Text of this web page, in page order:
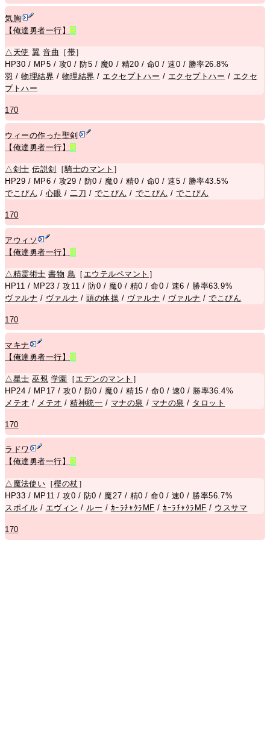
気胸
【俺達勇者一行】
R
△ 天使 翼 音曲 ［ 帯］
HP30 / MP5 / 攻0 / 防5 / 魔0 / 精20 / 命0 / 速0 / 勝率26.8%
羽 /物理結界 / 物理結界 / エクセプトハー / エクセプトハー / エクセ
プトハー
170
ウィーの作った聖剣
【俺達勇者一行】
R
△ 剣士 伝説剣 ［騎士のマント ］
HP29 / MP6 / 攻29 / 防0 / 魔0 / 精0 / 命0 / 速5 / 勝率43.5%
でこぴん / 心眼 / 二刀 / でこぴん / でこぴん /でこぴん
170
アウィソ
【俺達勇者一行】 R
△ 精霊術士 書物 鳥 ［ エウテルペマント ］
HP11 / MP23 / 攻11 / 防0 / 魔0 / 精0 / 命0 / 速6 / 勝率63.9%
ヴァルナ / ヴァルナ /頭の体操 / ヴァルナ / ヴァルナ /でこぴん
170
マキナ
【俺達勇者一行】 R
△ 星士 巫覡 学園 ［ エデンのマント ］
HP24 / MP17 / 攻0 / 防0 / 魔0 / 精15 / 命0 / 速0 / 勝率36.4%
メテオ / メテオ /精神統一 / マナの泉 / マナの泉 / タロット
170
ラドワ
【俺達勇者一行】
R
△ 魔法使い ［樫の杖 ］
HP33 / MP11 / 攻0 / 防0 / 魔27 / 精0 / 命0 / 速0 / 勝率56.7%
スポイル / エヴィン / ルー / ｶｰﾗﾁｬｸﾗMF /ｶｰﾗﾁｬｸﾗMF / ウスサマ
170